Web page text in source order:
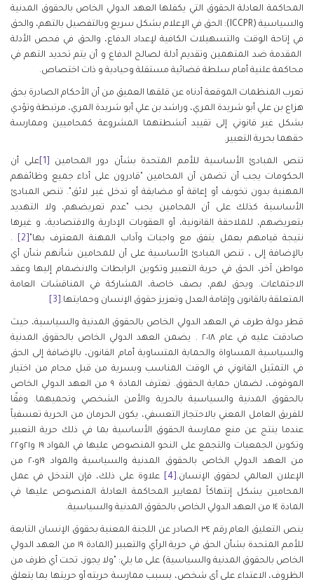
المحاكمة العادلة الحقوق التي يكفلها العهد الدولي الخاص بالحقوق المدنية
والسياسية (ICCPR): الحق في الإعلام بشكل سريع وبالتفصيل بالتهم، والحق
في إتاحة الوقت والتسهيلات الكافية لإعداد الدفاع، والحق في فحص الأدلة
المقدمة ضد المتهمين وتقديم أدلة لصالح الدفاع و أن يتم تحديد التهم في
محاكمة علنية أمام سلطة قضائية مستقلة وحيادية و ذات اختصاص.
تعرب المنظمات الموقعة أدناه عن قلقها العميق من أن الأحكام الصادرة بحق
هزاع بن علي أبو شريدة المري، وراشد بن علي أبو شريدة المري، مرتبطة وتؤدي
بشكل غير قانوني إلى تقييد أنشطتهما المشروعة كمحاميين وممارسة
حقهما بحرية التعبير.
تنص المبادئ الأساسية للأمم المتحدة بشأن دور المحامين [1]
على أن
الحكومات يجب أن تضمن أن المحامين "قادرون على أداء جميع وظائفهم
المهنية بدون تخويف أو إعاقة أو مضايقة أو تدخل غير لائق". تنص المبادئ
الأساسية كذلك على أن المحامين يجب "عدم تعريضهم، ولا التهديد
بتعريضهم، للملاحقة القانونية، أو العقوبات الإدارية والاقتصادية، و غيرها
نتيجة قيامهم بعمل يتفق مع واجبات وآداب المهنة المعترف بها" [2]
.
بالإضافة إلى ، تنص المبادئ الأساسية على أن للمحامين شأنهم شأن أي
مواطن آخر، الحق في حرية التعبير وتكوين الرابطات والانضمام إليها وعقد
الاجتماعات. ويحق لهم، بصف خاصة، المشاركة في المناقشات العامة
المتعلقة بالقانون وإقامة العدل وتعزيز حقوق الإنسان وحمايتها. [3]
قطر دولة طرف في العهد الدولي الخاص بالحقوق المدنية والسياسية، حيث
صادقت عليه في عام ٢٠١٨ . يضمن العهد الدولي الخاص بالحقوق المدنية
والسياسية المساواة والحماية المتساوية أمام القانون، بالإضافة إلى الحق
في التمثيل القانوني في الوقت المناسب وبسرية من قبل محام من اختيار
الموقوف، لضمان حماية الحقوق. تعترف المادة ٩ من العهد الدولي الخاص
بالحقوق المدنية والسياسية بالحرية والأمن الشخصي وتحميهما. وفقًا
للفريق العامل المعني بالاحتجاز التعسفي، يكون الحرمان من الحرية تعسفياً
عندما ينتج عن منع ممارسة الحقوق الأساسية بما في ذلك حرية التعبير
وتكوين الجمعيات والتجمع على النحو المنصوص عليها في المواد ١٩ و٢١و٢٢
من العهد الدولي الخاص بالحقوق المدنية والسياسية والمواد ١٩و٢٠ من
الإعلان العالمي لحقوق الإنسان. [4]
علاوة على ذلك، فإن التدخل في عمل
المحامين يشكل إنتهاكاً لمعايير المحاكمة العادلة المنصوص عليها في
المادة ١٤ من العهد الدولي الخاص بالحقوق المدنية والسياسية.
ينص التعليق العام رقم ٣٤ الصادر عن اللجنة المعنية بحقوق الإنسان التابعة
للأمم المتحدة بشأن الحق في حرية الرأي والتعبير (المادة ١٩ من العهد الدولي
الخاص بالحقوق المدنية والسياسية) على ما يلي: "ولا يجوز، تحت أي ظرف من
الظروف، الاعتداء على أي شخص، بسبب ممارسة حريته أو حريتها بما يتعلق